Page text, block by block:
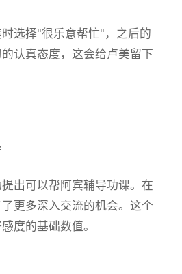
选择"很乐意帮忙"，之后的
认真态度，这会给卢美留下
出可以帮阿宾辅导功课。在
更多深入交流的机会。这个
度的基础数值。